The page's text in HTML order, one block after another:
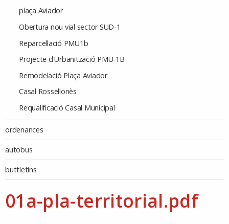
plaça Aviador
Obertura nou vial sector SUD-1
Reparcel·lació PMU1b
Projecte d'Urbanització PMU-1B
Remodelació Plaça Aviador
Casal Rossellonès
Requalificació Casal Municipal
ordenances
autobus
buttletins
01a-pla-territorial.pdf